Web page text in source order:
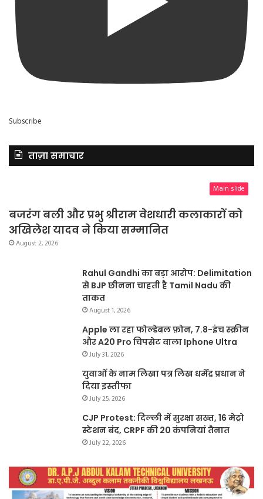
Subscribe
ताज़ा समाचार
Main slide
बजरंग बली और प्रभु श्रीराम वेशधारी कलाकारों को
अखिलेश यादव ने किया सम्मानित
August 2, 2026
Rahul Gandhi का बड़ा आरोप: Delimitation
से BJP छीनना चाहती है Tamil Nadu की
ताकत
August 1, 2026
Apple ला रहा फोल्डेबल फ़ोन, 7.8-इंच स्क्रीन
और A20 Pro चिपसेट वाला Iphone Ultra
July 31, 2026
युवाओं के नाम लिखा पत्र लिख धर्मेंद्र प्रधान ने
दिया इस्तीफा
July 25, 2026
CJP Protest: दिल्ली में सुरक्षा सख्त, 16 मेट्रो
स्टेशन बंद, CRPF की 20 कंपनियां तैनात
July 22, 2026